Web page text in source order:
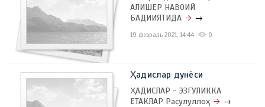
АЛИШЕР НАВОИЙ
БАДИИЯТИДА
→
19 февраль 2021, 14:44 0
Ҳадислар дунёси
ҲАДИСЛАР - ЭЗГУЛИККА
ЕТАКЛАР Расулуллоҳ
→